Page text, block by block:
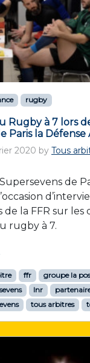
rugby
Rugby à 7 lors
Paris la Défense
2020 by Tous
Supersevens de
de la FFR sur les
rugby à 7.
ffr
groupe la
lnr
tous arbitres